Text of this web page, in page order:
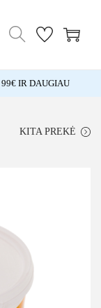
IR DAUGIAU
KITA PREKĖ